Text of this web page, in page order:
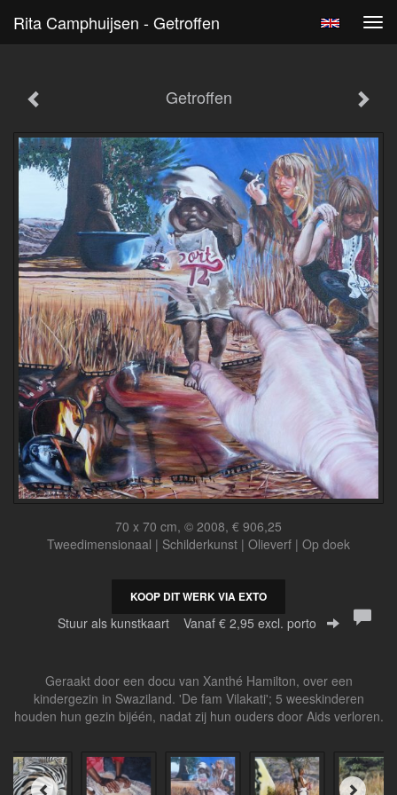
Rita Camphuijsen - Getroffen
Getroffen
70 x 70 cm, © 2008, € 906,25
Tweedimensionaal | Schilderkunst | Olieverf | Op doek
KOOP DIT WERK VIA EXTO
Stuur als kunstkaart Vanaf € 2,95 excl. porto
Geraakt door een docu van Xanthé Hamilton, over een
kindergezin in Swaziland. 'De fam Vilakati'; 5 weeskinderen
houden hun gezin bijéén, nadat zij hun ouders door Aids verloren.